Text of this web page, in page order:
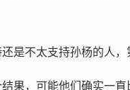
是不太支持孙杨的人，
果，可能他们确实一直